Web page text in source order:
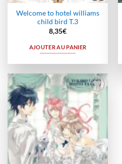
Welcome to hotel williams
child bird T.3
8,35€
AJOUTER AU PANIER
Ajouter
à la
wishlist